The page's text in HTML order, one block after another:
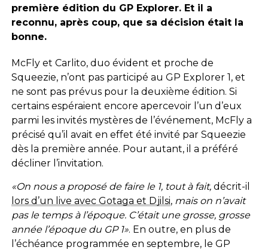
première édition du GP Explorer. Et il a
reconnu, après coup, que sa décision était la
bonne.
McFly et Carlito, duo évident et proche de
Squeezie, n’ont pas participé au GP Explorer 1, et
ne sont pas prévus pour la deuxième édition. Si
certains espéraient encore apercevoir l’un d’eux
parmi les invités mystères de l’événement, McFly a
précisé qu’il avait en effet été invité par Squeezie
dès la première année. Pour autant, il a préféré
décliner l’invitation.
«On nous a proposé de faire le 1, tout à fait, décrit-il
lors d’un live avec Gotaga et Djilsi,mais on n’avait
pas le temps à l’époque. C’était une grosse, grosse
année l’époque du GP 1». En outre, en plus de
l’échéance programmée en septembre, le GP